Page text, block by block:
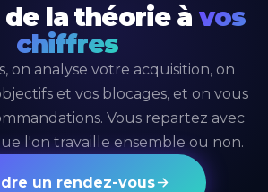
de la théorie à vos
chiffres
on analyse votre acquisition, on
et vos blocages, et on vous
Vous repartez avec
l'on travaille ensemble ou non.
un rendez-vous